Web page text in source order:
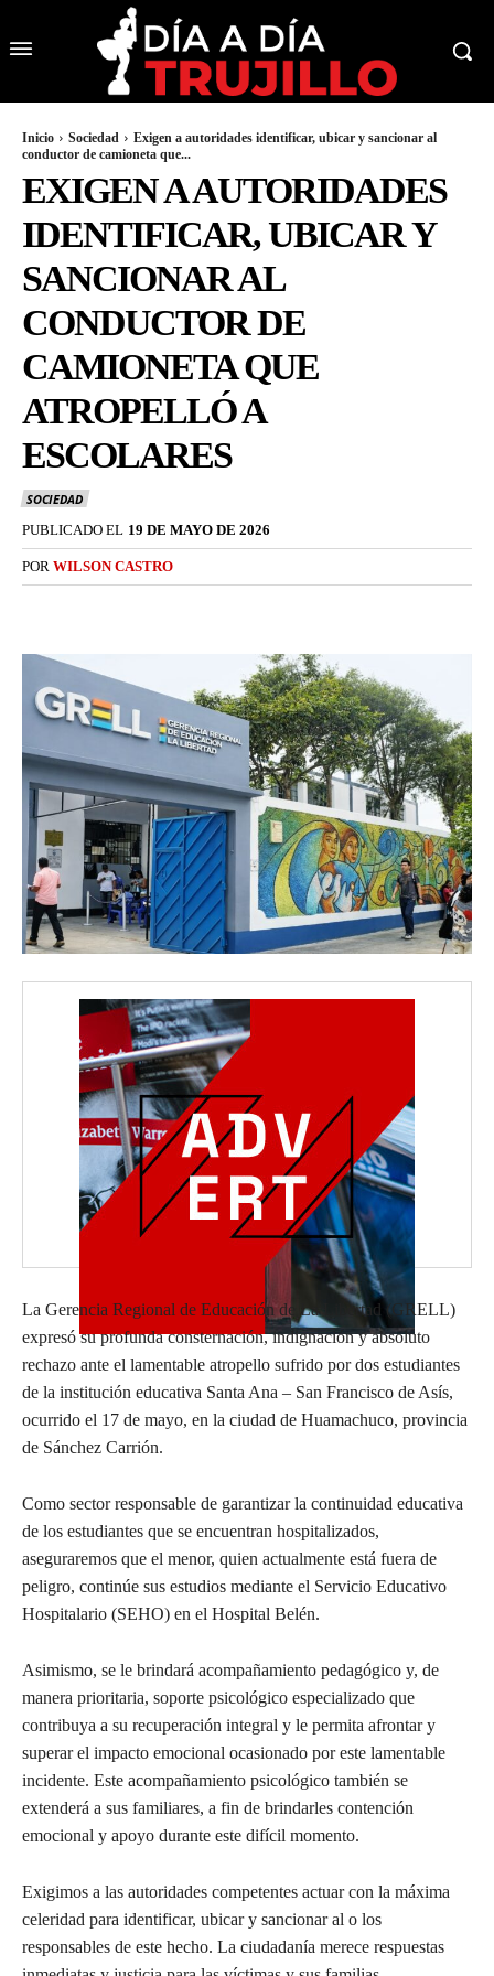
Inicio Sociedad
Exigen a autoridades identificar, ubicar y sancionar al
conductor de camioneta que...
EXIGEN A AUTORIDADES
IDENTIFICAR, UBICAR Y
SANCIONAR AL
CONDUCTOR DE
CAMIONETA QUE
ATROPELLÓ A
ESCOLARES
SOCIEDAD
PUBLICADO EL 19 DE MAYO DE 2026
POR WILSON CASTRO
La Gerencia Regional de Educación de La Libertad (GRELL)
expresó su profunda consternación, indignación y absoluto
rechazo ante el lamentable atropello sufrido por dos estudiantes
de la institución educativa Santa Ana – San Francisco de Asís,
ocurrido el 17 de mayo, en la ciudad de Huamachuco, provincia
de Sánchez Carrión.
Como sector responsable de garantizar la continuidad educativa
de los estudiantes que se encuentran hospitalizados,
aseguraremos que el menor, quien actualmente está fuera de
peligro, continúe sus estudios mediante el Servicio Educativo
Hospitalario (SEHO) en el Hospital Belén.
Asimismo, se le brindará acompañamiento pedagógico y, de
manera prioritaria, soporte psicológico especializado que
contribuya a su recuperación integral y le permita afrontar y
superar el impacto emocional ocasionado por este lamentable
incidente. Este acompañamiento psicológico también se
extenderá a sus familiares, a fin de brindarles contención
emocional y apoyo durante este difícil momento.
Exigimos a las autoridades competentes actuar con la máxima
celeridad para identificar, ubicar y sancionar al o los
responsables de este hecho. La ciudadanía merece respuestas